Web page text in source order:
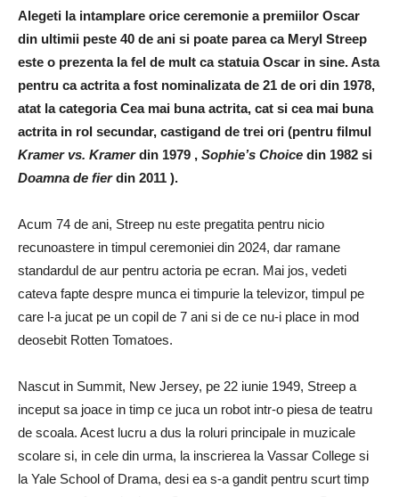
Alegeti la intamplare orice ceremonie a premiilor Oscar
din ultimii peste 40 de ani si poate parea ca Meryl Streep
este o prezenta la fel de mult ca statuia Oscar in sine. Asta
pentru ca actrita a fost nominalizata de 21 de ori din 1978,
atat la categoria Cea mai buna actrita, cat si cea mai buna
actrita in rol secundar, castigand de trei ori (pentru filmul
Kramer vs. Kramerdin 1979 , Sophie’s Choice din 1982 si
Doamna de fierdin 2011 ).
Acum 74 de ani, Streep nu este pregatita pentru nicio
recunoastere in timpul ceremoniei din 2024, dar ramane
standardul de aur pentru actoria pe ecran. Mai jos, vedeti
cateva fapte despre munca ei timpurie la televizor, timpul pe
care l-a jucat pe un copil de 7 ani si de ce nu-i place in mod
deosebit Rotten Tomatoes.
Nascut in Summit, New Jersey, pe 22 iunie 1949, Streep a
inceput sa joace in timp ce juca un robot intr-o piesa de teatru
de scoala. Acest lucru a dus la roluri principale in muzicale
scolare si, in cele din urma, la inscrierea la Vassar College si
la Yale School of Drama, desi ea s-a gandit pentru scurt timp